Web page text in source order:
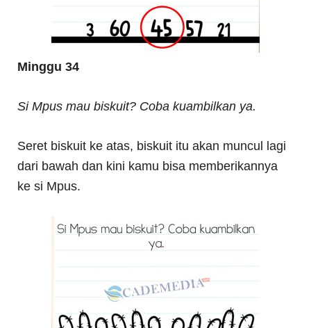
Minggu 34
Si Mpus mau biskuit? Coba kuambilkan ya.
Seret biskuit ke atas, biskuit itu akan muncul lagi
dari bawah dan kini kamu bisa memberikannya
ke si Mpus.